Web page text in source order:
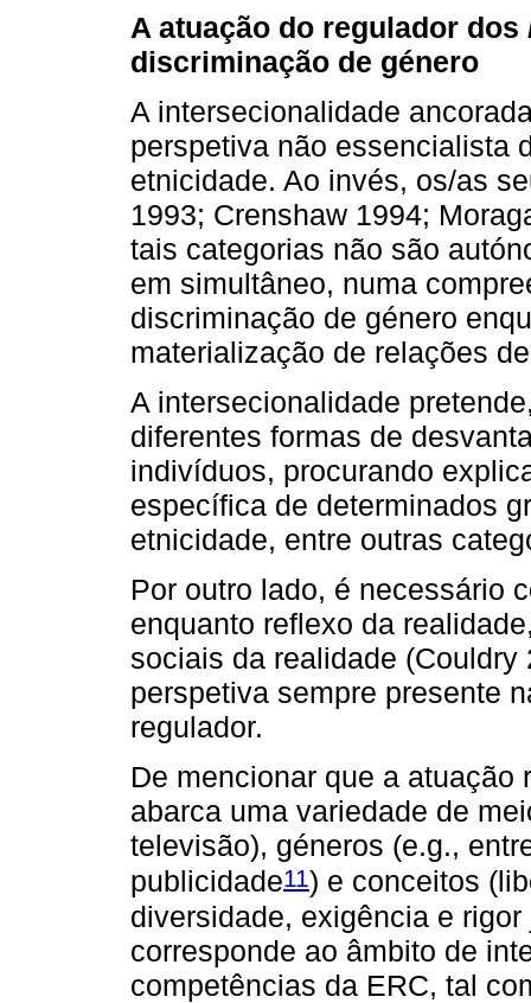
A atuação do regulador dos
discriminação de género
A intersecionalidade
perspetiva não essencialista
etnicidade. Ao invés, os/as
1993; Crenshaw 1994;
tais categorias não são
em simultâneo, numa
discriminação de género
materialização de relações
A intersecionalidade
diferentes formas de
indivíduos, procurando
específica de determinados
etnicidade, entre outras
Por outro lado, é necessário
enquanto reflexo da
sociais da realidade
perspetiva sempre presente
regulador.
De mencionar que a atuação
abarca uma variedade de
televisão), géneros (e.g.,
publicidade11) e conceitos
diversidade, exigência e
corresponde ao âmbito de
competências da ERC, tal